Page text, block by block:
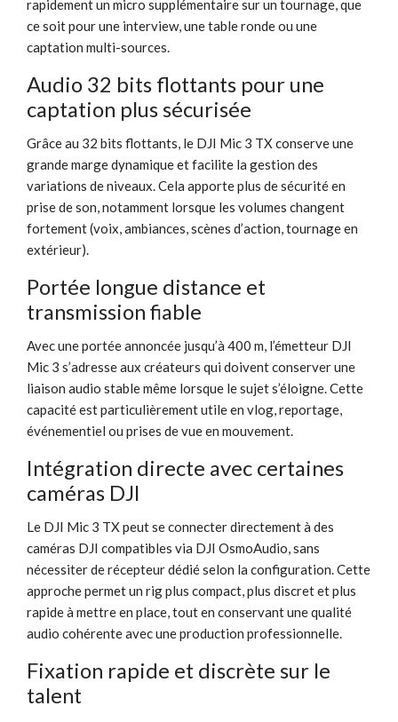
rapidement un micro supplémentaire sur un tournage, que
ce soit pour une interview, une table ronde ou une
captation multi-sources.
Audio 32 bits flottants pour une
captation plus sécurisée
Grâce au 32 bits flottants, le DJI Mic 3 TX conserve une
grande marge dynamique et facilite la gestion des
variations de niveaux. Cela apporte plus de sécurité en
prise de son, notamment lorsque les volumes changent
fortement (voix, ambiances, scènes d’action, tournage en
extérieur).
Portée longue distance et
transmission fiable
Avec une portée annoncée jusqu’à 400 m, l’émetteur DJI
Mic 3 s’adresse aux créateurs qui doivent conserver une
liaison audio stable même lorsque le sujet s’éloigne. Cette
capacité est particulièrement utile en vlog, reportage,
événementiel ou prises de vue en mouvement.
Intégration directe avec certaines
caméras DJI
Le DJI Mic 3 TX peut se connecter directement à des
caméras DJI compatibles via DJI OsmoAudio, sans
nécessiter de récepteur dédié selon la configuration. Cette
approche permet un rig plus compact, plus discret et plus
rapide à mettre en place, tout en conservant une qualité
audio cohérente avec une production professionnelle.
Fixation rapide et discrète sur le
talent